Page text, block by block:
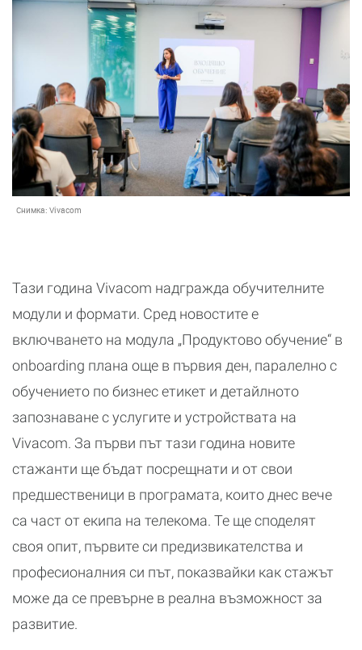
Снимка: Vivacom
Тази година Vivacom надгражда обучителните
модули и формати. Сред новостите е
включването на модула „Продуктово обучение“ в
onboarding плана още в първия ден, паралелно с
обучението по бизнес етикет и детайлното
запознаване с услугите и устройствата на
Vivacom. За първи път тази година новите
стажанти ще бъдат посрещнати и от свои
предшественици в програмата, които днес вече
са част от екипа на телекома. Те ще споделят
своя опит, първите си предизвикателства и
професионалния си път, показвайки как стажът
може да се превърне в реална възможност за
развитие.